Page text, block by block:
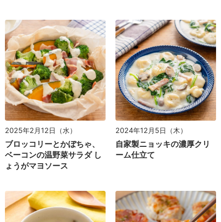
2025年2月12日（水）
ブロッコリーとかぼちゃ、
ベーコンの温野菜サラダ し
ょうがマヨソース
2024年12月5日（木）
自家製ニョッキの濃厚クリ
ーム仕立て